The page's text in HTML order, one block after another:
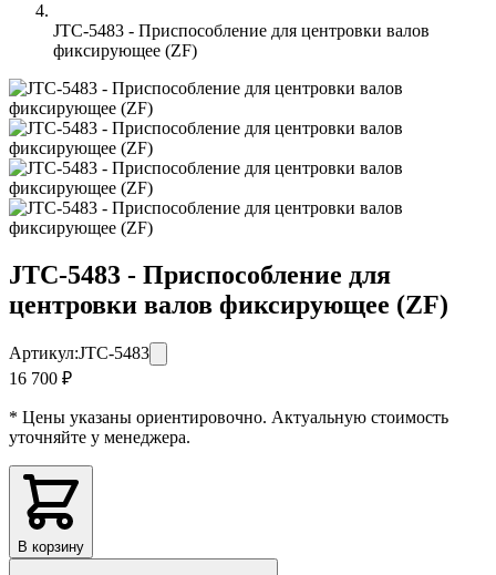
JTC-5483 - Приспособление для центровки валов
фиксирующее (ZF)
JTC-5483 - Приспособление для
центровки валов фиксирующее (ZF)
Артикул:JTC-5483
16 700 ₽
* Цены указаны ориентировочно. Актуальную стоимость
уточняйте у менеджера.
В корзину